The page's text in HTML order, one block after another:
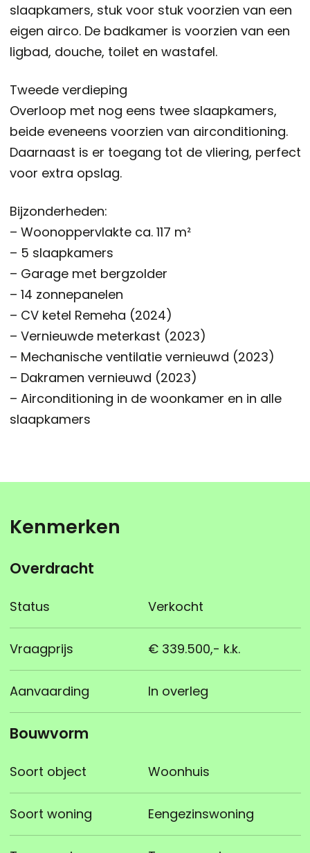
slaapkamers, stuk voor stuk voorzien van een
eigen airco. De badkamer is voorzien van een
ligbad, douche, toilet en wastafel.
Tweede verdieping
Overloop met nog eens twee slaapkamers,
beide eveneens voorzien van airconditioning.
Daarnaast is er toegang tot de vliering, perfect
voor extra opslag.
Bijzonderheden:
– Woonoppervlakte ca. 117 m²
– 5 slaapkamers
– Garage met bergzolder
– 14 zonnepanelen
– CV ketel Remeha (2024)
– Vernieuwde meterkast (2023)
– Mechanische ventilatie vernieuwd (2023)
– Dakramen vernieuwd (2023)
– Airconditioning in de woonkamer en in alle
slaapkamers
Kenmerken
Overdracht
Status Verkocht
Vraagprijs € 339.500,- k.k.
Aanvaarding In overleg
Bouwvorm
Soort object Woonhuis
Soort woning Eengezinswoning